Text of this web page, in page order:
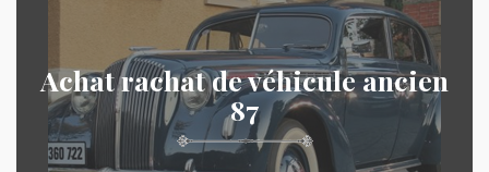
Achat rachat de véhicule ancien
87